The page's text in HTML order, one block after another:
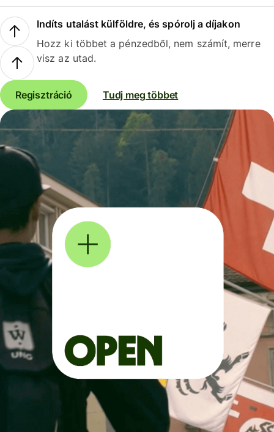
Indíts utalást külföldre, és spórolj a díjakon
Hozz ki többet a pénzedből, nem számít, merre
visz az utad.
Regisztráció Tudj meg többet